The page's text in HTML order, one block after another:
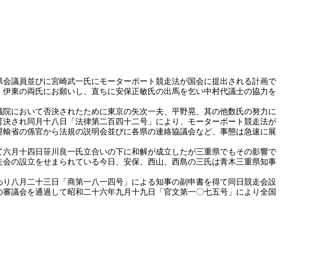
議員並びに宮崎武一氏にモーターボート競走法が国会に提出される計画で
東の両氏にお願いし、直ちに安保正敏氏の出馬を乞い中村代議士の協力を
において否決されたために東京の矢次一夫、平野晃、其の他数氏の努力に
され同月十八日「法律第二百四十二号」により、モーターボート競走法が
省の係官から法規の説明会並びに各県の連絡協議会など、事態は急速に展
月十四日笹川良一氏立合いの下に和解が成立したが三重県でもその影響で
の設立をせまられている今日、安保、西山、西島の三氏は青木三重県知事
八月二十三日「商第一八一四号」による知事の副申書を得て同日競走会設
議会を通過して昭和二十六年九月十九日「官文第一〇七五号」により全国